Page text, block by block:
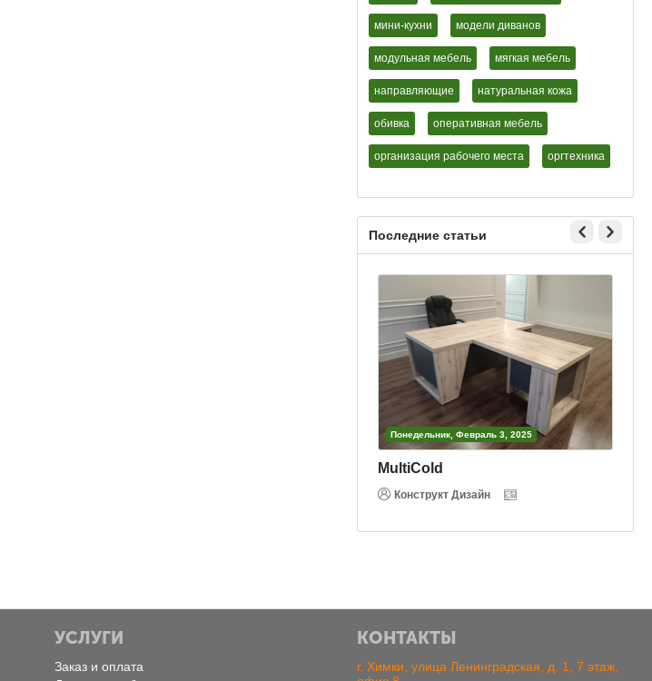
мини-кухни модели диванов
модульная мебель мягкая мебель
направляющие натуральная кожа
обивка оперативная мебель
организация рабочего места оргтехника
Последние статьи
Понедельник, Февраль 3, 2025
Вертикаль
Конструкт Дизайн
УСЛУГИ
Заказ и оплата
КОНТАКТЫ
г. Химки, улица Ленинградская, д. 1, 7 этаж,